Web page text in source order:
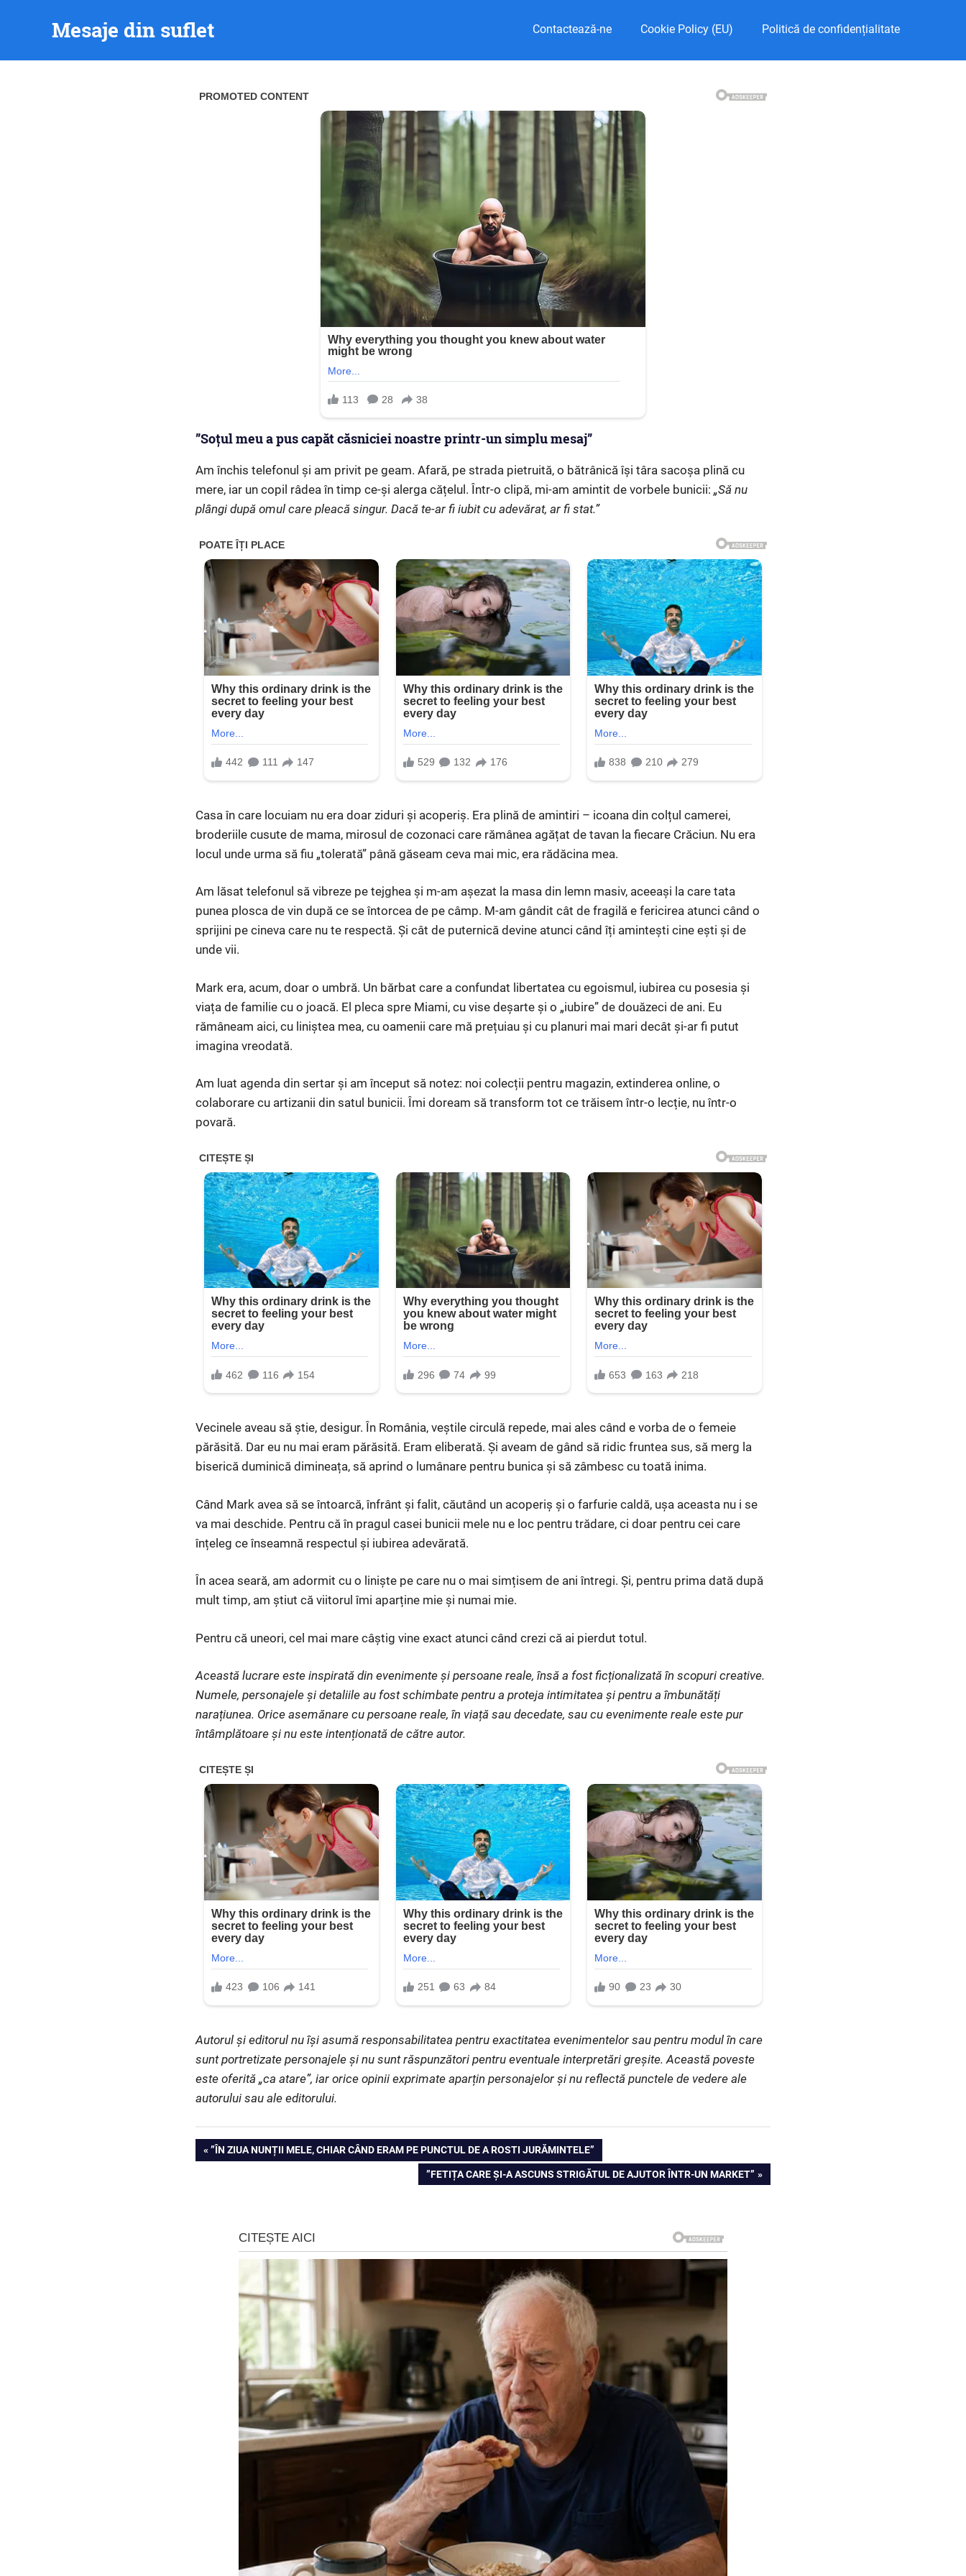
Mesaje din suflet Contactează-ne Cookie Policy (EU) Politică de confidențialitate
”Soțul meu a pus capăt căsniciei noastre printr-un simplu mesaj”
Am închis telefonul și am privit pe geam. Afară, pe strada pietruită, o bătrânică își târa sacoșa plină cu
mere, iar un copil râdea în timp ce-și alerga cățelul. Într-o clipă, mi-am amintit de vorbele bunicii: „Să nu
plângi după omul care pleacă singur. Dacă te-ar fi iubit cu adevărat, ar fi stat.”
Casa în care locuiam nu era doar ziduri și acoperiș. Era plină de amintiri – icoana din colțul camerei,
broderiile cusute de mama, mirosul de cozonaci care rămânea agățat de tavan la fiecare Crăciun. Nu era
locul unde urma să fiu „tolerată” până găseam ceva mai mic, era rădăcina mea.
Am lăsat telefonul să vibreze pe tejghea și m-am așezat la masa din lemn masiv, aceeași la care tata
punea plosca de vin după ce se întorcea de pe câmp. M-am gândit cât de fragilă e fericirea atunci când o
sprijini pe cineva care nu te respectă. Și cât de puternică devine atunci când îți amintești cine ești și de
unde vii.
Mark era, acum, doar o umbră. Un bărbat care a confundat libertatea cu egoismul, iubirea cu posesia și
viața de familie cu o joacă. El pleca spre Miami, cu vise deșarte și o „iubire” de douăzeci de ani. Eu
rămâneam aici, cu liniștea mea, cu oamenii care mă prețuiau și cu planuri mai mari decât și-ar fi putut
imagina vreodată.
Am luat agenda din sertar și am început să notez: noi colecții pentru magazin, extinderea online, o
colaborare cu artizanii din satul bunicii. Îmi doream să transform tot ce trăisem într-o lecție, nu într-o
povară.
Vecinele aveau să știe, desigur. În România, veștile circulă repede, mai ales când e vorba de o femeie
părăsită. Dar eu nu mai eram părăsită. Eram eliberată. Și aveam de gând să ridic fruntea sus, să merg la
biserică duminică dimineața, să aprind o lumânare pentru bunica și să zâmbesc cu toată inima.
Când Mark avea să se întoarcă, înfrânt și falit, căutând un acoperiș și o farfurie caldă, ușa aceasta nu i se
va mai deschide. Pentru că în pragul casei bunicii mele nu e loc pentru trădare, ci doar pentru cei care
înțeleg ce înseamnă respectul și iubirea adevărată.
În acea seară, am adormit cu o liniște pe care nu o mai simțisem de ani întregi. Și, pentru prima dată după
mult timp, am știut că viitorul îmi aparține mie și numai mie.
Pentru că uneori, cel mai mare câștig vine exact atunci când crezi că ai pierdut totul.
Această lucrare este inspirată din evenimente și persoane reale, însă a fost ficționalizată în scopuri creative.
Numele, personajele și detaliile au fost schimbate pentru a proteja intimitatea și pentru a îmbunătăți
narațiunea. Orice asemănare cu persoane reale, în viață sau decedate, sau cu evenimente reale este pur
întâmplătoare și nu este intenționată de către autor.
Autorul și editorul nu își asumă responsabilitatea pentru exactitatea evenimentelor sau pentru modul în care
sunt portretizate personajele și nu sunt răspunzători pentru eventuale interpretări greșite. Această poveste
este oferită „ca atare”, iar orice opinii exprimate aparțin personajelor și nu reflectă punctele de vedere ale
autorului sau ale editorului.
Navigare
PREVIOUS
POST:
”ÎN ZIUA NUNȚII MELE, CHIAR CÂND ERAM PE PUNCTUL DE A ROSTI JURĂMINTELE”
NEXT
”FETIȚA CARE ȘI-A ASCUNS STRIGĂTUL DE AJUTOR ÎNTR-UN MARKET”